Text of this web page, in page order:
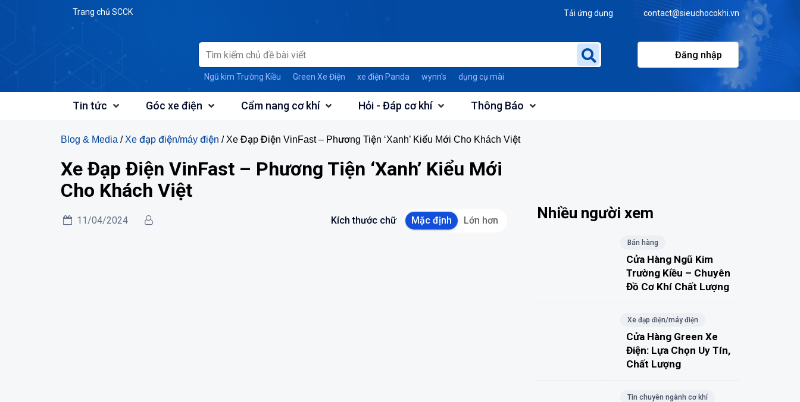
Trang chủ SCCK Tải ứng dụng contact@sieuchocokhi.vn
Ngũ kim Trường Kiều Green Xe Điện xe điện Panda wynn's dụng cụ mài
Đăng nhập
Tin tức Góc xe điện Cẩm nang cơ khí Hỏi - Đáp cơ khí Thông Báo
Blog & Media /Xe đạp điện/máy điện / Xe Đạp Điện VinFast – Phương Tiện ‘Xanh’ Kiểu Mới Cho Khách Việt
Xe Đạp Điện VinFast – Phương Tiện ‘Xanh’ Kiểu Mới
Cho Khách Việt
11/04/2024 Kích thước chữ Mặc định Lớn hơn Nhiều người xem
Bán hàng
Cửa Hàng Ngũ Kim
Trường Kiều – Chuyên
Đồ Cơ Khí Chất Lượng
Xe đạp điện/máy điện
Cửa Hàng Green Xe
Điện: Lựa Chọn Uy Tín,
Chất Lượng
Tin chuyên ngành cơ khí